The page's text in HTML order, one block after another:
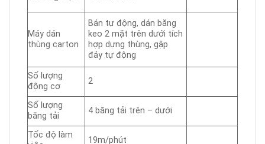
Máy dán
thùng carton
Bán tự động, dán băng
keo 2 mặt trên dưới tích
hợp dựng thùng, gập
đáy tự động
Số lượng
động cơ
2
Số lượng
băng tải
4 băng tải trên – dưới
Tốc độ làm
19m/phút